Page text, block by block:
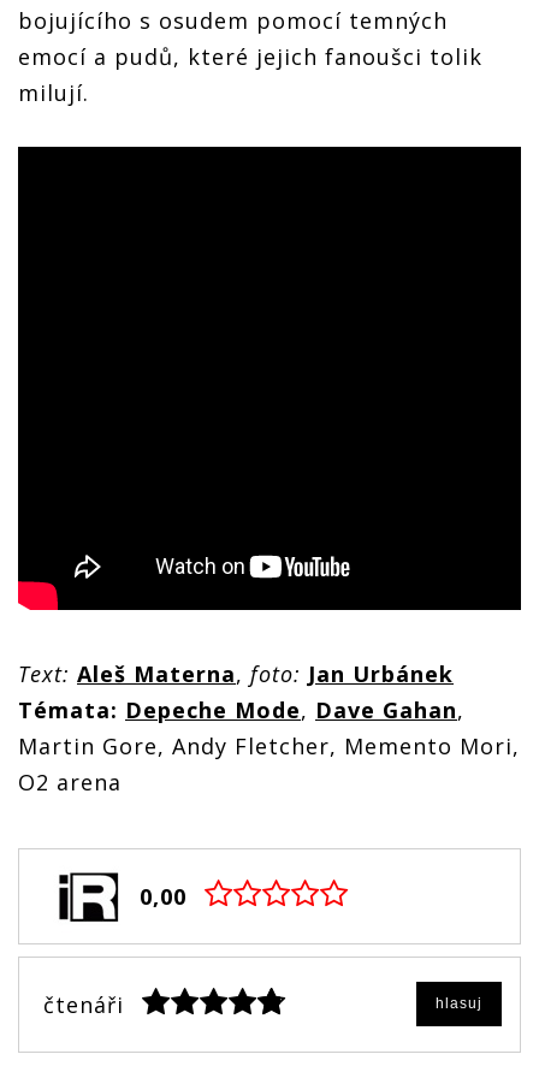
bojujícího s osudem pomocí temných
emocí a pudů, které jejich fanoušci tolik
milují.
Text: Aleš Materna, foto: Jan Urbánek
Témata: Depeche Mode, Dave Gahan,
Martin Gore, Andy Fletcher, Memento Mori,
O2 arena
0,00
čtenáři hlasuj